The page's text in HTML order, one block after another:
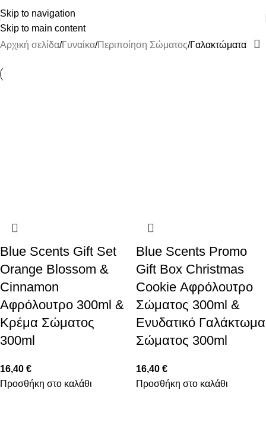
Skip to navigation
Skip to main content
ΔΩΡΕΑΝ ΜΕΤΑΦΟΡΙΚΑ ΑΝΩ ΤΩΝ 45€
Αρχική σελίδα Γυναίκα Περιποίηση Σώματος Γαλακτώματα
Blue Scents Gift Set
Orange Blossom &
Cinnamon
Αφρόλουτρο 300ml &
Κρέμα Σώματος
300ml
16,40 €
Προσθήκη στο καλάθι
Blue Scents Promo
Gift Box Christmas
Cookie Αφρόλουτρο
Σώματος 300ml &
Ενυδατικό Γαλάκτωμα
Σώματος 300ml
16,40 €
Προσθήκη στο καλάθι